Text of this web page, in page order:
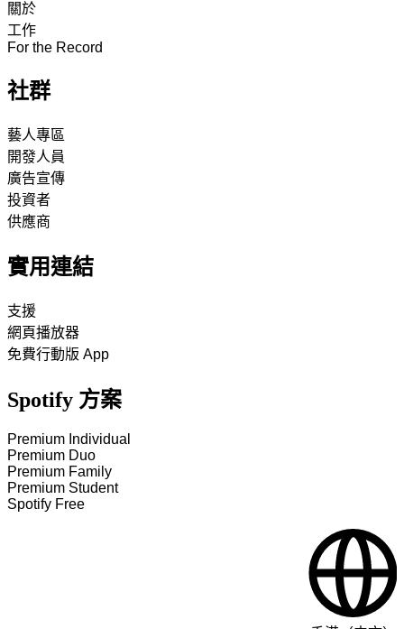
關於
工作
For the Record
社群
藝人專區
開發人員
廣告宣傳
投資者
供應商
實用連結
支援
網頁播放器
免費行動版 App
Spotify 方案
Premium Individual
Premium Duo
Premium Family
Premium Student
Spotify Free